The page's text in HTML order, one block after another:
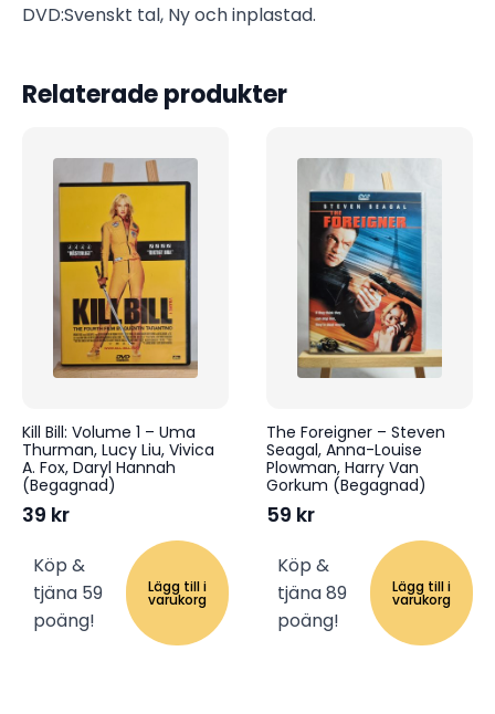
DVD:Svenskt tal, Ny och inplastad.
Relaterade produkter
Kill Bill: Volume 1 – Uma
Thurman, Lucy Liu, Vivica
A. Fox, Daryl Hannah
(Begagnad)
39 kr
Köp &
tjäna 59
poäng!
Lägg till i
varukorg
The Foreigner – Steven
Seagal, Anna-Louise
Plowman, Harry Van
Gorkum (Begagnad)
59 kr
Köp &
tjäna 89
poäng!
Lägg till i
varukorg